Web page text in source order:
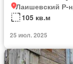
Лаишевский Р-
105 кв.м
25 июл. 2025